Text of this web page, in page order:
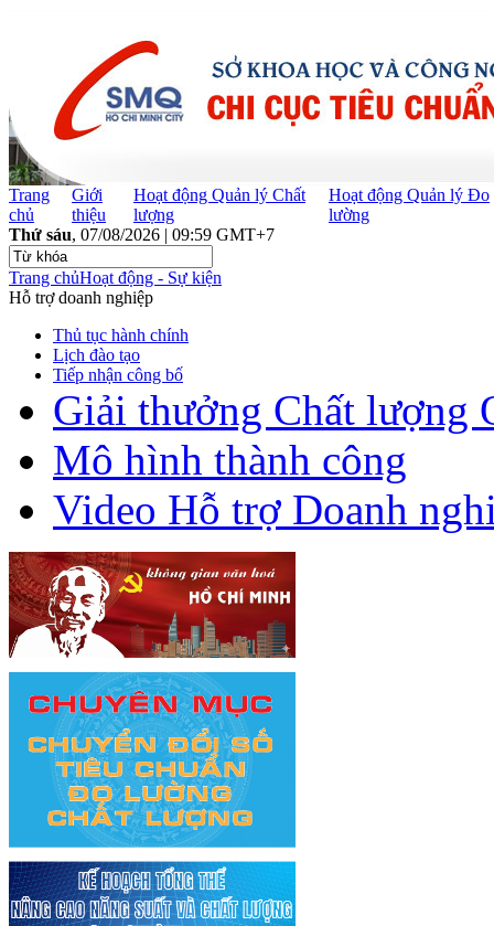
Trang
chủ
Giới
thiệu
Hoạt động Quản lý Chất
lượng
Hoạt động Quản lý Đo
lường
Thứ sáu, 07/08/2026 | 09:59 GMT+7
Trang chủHoạt động - Sự kiện
Hỗ trợ doanh nghiệp
Thủ tục hành chính
Lịch đào tạo
Tiếp nhận công bố
Giải thưởng Chất lượng
Mô hình thành công
Video Hỗ trợ Doanh